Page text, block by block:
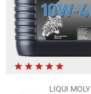
LIQUI MOLY